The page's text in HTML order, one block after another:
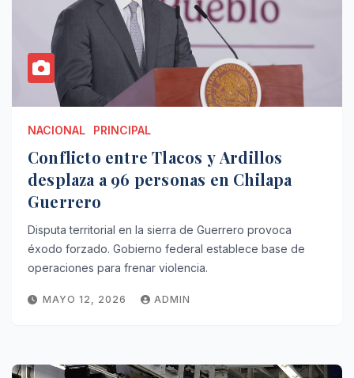
NACIONAL PRINCIPAL
Conflicto entre Tlacos y Ardillos
desplaza a 96 personas en Chilapa
Guerrero
Disputa territorial en la sierra de Guerrero provoca
éxodo forzado. Gobierno federal establece base de
operaciones para frenar violencia.
MAYO 12, 2026 ADMIN